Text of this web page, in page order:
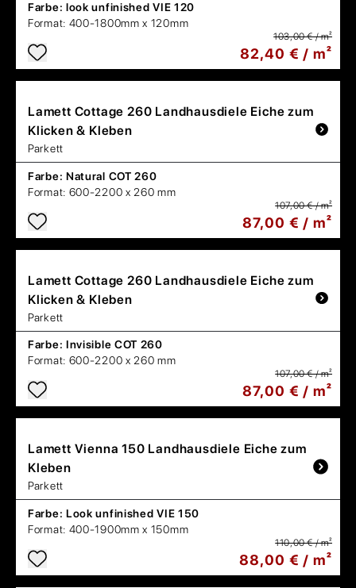
Farbe: look unfinished VIE 120
Format: 400-1800mm x 120mm
103,00 € / m²
82,40 € / m²
Lamett Cottage 260 Landhausdiele Eiche zum
Klicken & Kleben
Parkett
Farbe: Natural COT 260
Format: 600-2200 x 260 mm
107,00 € / m²
87,00 € / m²
Lamett Cottage 260 Landhausdiele Eiche zum
Klicken & Kleben
Parkett
Farbe: Invisible COT 260
Format: 600-2200 x 260 mm
107,00 € / m²
87,00 € / m²
Lamett Vienna 150 Landhausdiele Eiche zum
Kleben
Parkett
Farbe: Look unfinished VIE 150
Format: 400-1900mm x 150mm
110,00 € / m²
88,00 € / m²